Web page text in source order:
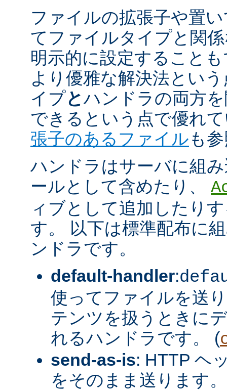
ファイルの拡張子や置
てファイルタイプと関
明示的に設定すること
より優雅な解決法とい
イプとハンドラの両方
できるという点で優れ
張子のあるファイルも
ハンドラはサーバに組
ールとして含めたり、
ィブとして追加したり
す。 以下は標準配布に
ンドラです。
default-handler:
使ってファイルを送
テンツを扱うときに
れるハンドラです。 (
send-as-is: HTTP ヘ
をそのまま送ります